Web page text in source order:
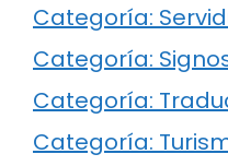
Categoría:
Categoría:
Categoría:
Categoría: